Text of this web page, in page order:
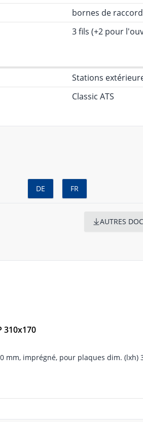
bornes de
3 fils (+2 pour
Stations
Classic ATS
DE FR
AUTRES
310x170
mm, imprégné, pour plaques dim. (lxh)